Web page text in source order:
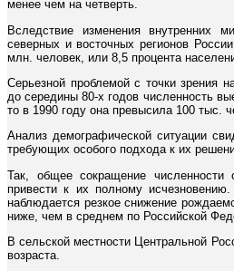
менее чем на четверть.
Вследствие изменения внутренних
северных и восточных регионов
млн. человек, или 8,5 процента
Серьезной проблемой с точки зрения
до середины 80-х годов численность
то в 1990 году она превысила 100 тыс.
Анализ демографической ситуации
требующих особого подхода к их
Так, общее сокращение численности
привести к их полному
наблюдается резкое снижение
ниже, чем в среднем по Российской
В сельской местности Центральной
возраста.